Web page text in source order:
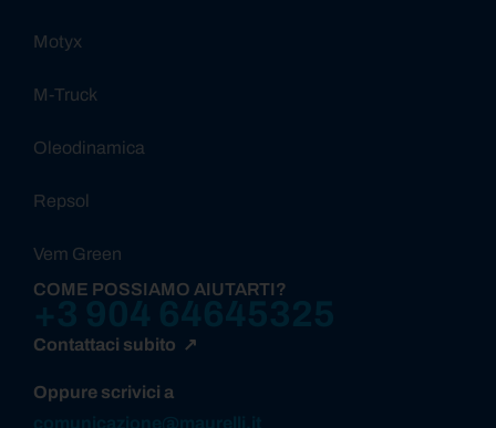
Motyx
M-Truck
Oleodinamica
Repsol
Vem Green
COME POSSIAMO AIUTARTI?
Contattaci subito ↗
Oppure scrivici a